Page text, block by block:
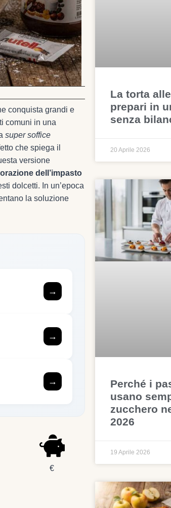
La torta
prepari in
senza
20 Aprile 2026
Perché i
usano
zucchero
2026
19 Aprile 2026
conquista grandi e
comuni in una
super soffice
che spiega il
versione
dell’impasto
dolcetti. In un’epoca
la soluzione
→
→
→
€